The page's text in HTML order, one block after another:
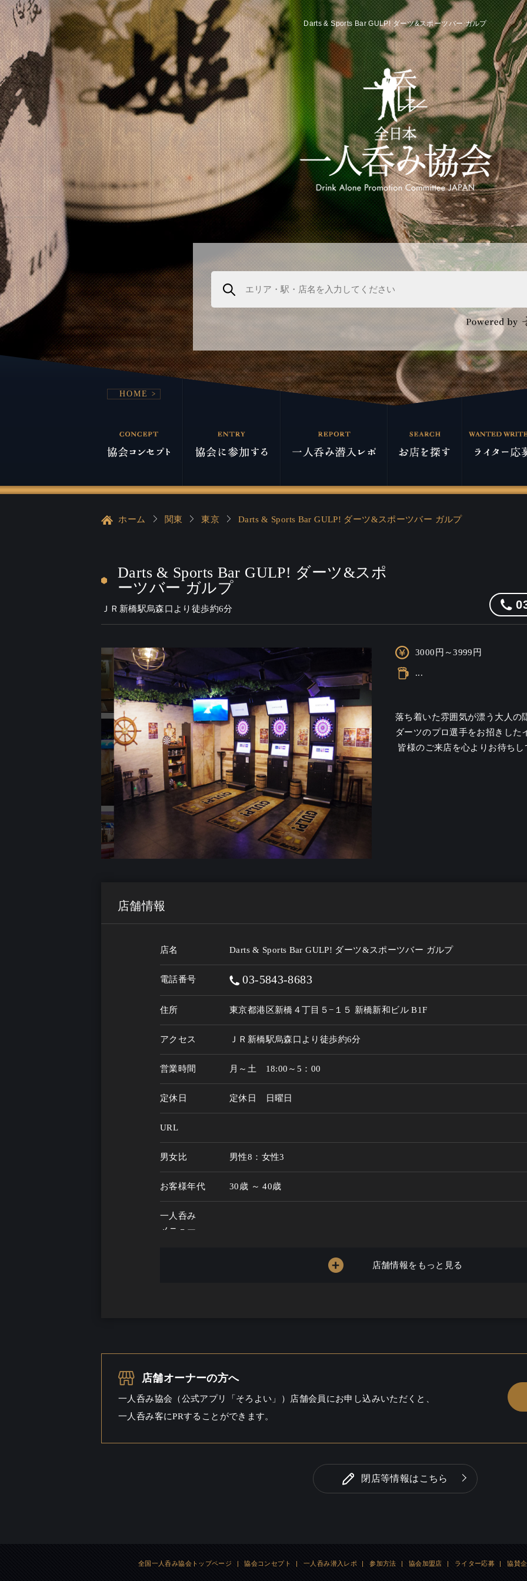
Darts & Sports Bar GULP! ダーツ&スポーツバー ガルプ
HOME
ホーム 関東 東京 Darts & Sports Bar GULP! ダーツ&スポーツバー ガルプ
Darts & Sports Bar GULP! ダーツ&スポ
ーツバー ガルプ
ＪＲ新橋駅烏森口より徒歩約6分
3000円～3999円
...
落ち着いた雰囲気が漂う大人の
ダーツのプロ選手をお招きし
皆様のご来店を心よりお待ち
店舗情報
店名 Darts & Sports Bar GULP! ダーツ&スポーツバー ガルプ
電話番号 03-5843-8683
住所 東京都港区新橋４丁目５−１５ 新橋新和ビル B1F
アクセス ＪＲ新橋駅烏森口より徒歩約6分
営業時間 月～土　18:00～5：00
定休日 定休日 日曜日
URL
男女比 男性8：女性3
お客様年代 30歳 ～ 40歳
一人呑み
メニュー
店舗情報をもっと見る
店舗オーナーの方へ
一人呑み協会（公式アプリ「そろよい」）店舗会員にお申し込みいただくと、
一人呑み客にPRすることができます。
閉店等情報はこちら
全国一人呑み協会トップページ | 協会コンセプト | 一人呑み潜入レポ | 参加方法 | 協会加盟店 | ライター応募 | 協賛